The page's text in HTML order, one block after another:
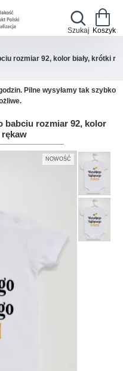
rozmiar 92, kolor biały, krótki r
Pilne wysyłamy tak szybko
babciu rozmiar 92, kolor
rękaw
NOWOŚĆ